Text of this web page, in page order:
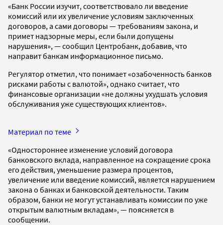
«Банк России изучит, соответствовало ли введение
комиссий или их увеличение условиям заключенных
договоров, а сами договоры — требованиям закона, и
примет надзорные меры, если были допущены
нарушения», — сообщил Центробанк, добавив, что
направит банкам информационное письмо.
Регулятор отметил, что понимает «озабоченность банков
рисками работы с валютой», однако считает, что
финансовые организации «не должны ухудшать условия
обслуживания уже существующих клиентов».
Материал по теме
«Одностороннее изменение условий договора
банковского вклада, направленное на сокращение срока
его действия, уменьшение размера процентов,
увеличение или введение комиссий, является нарушением
закона о банках и банковской деятельности. Таким
образом, банки не могут устанавливать комиссии по уже
открытым валютным вкладам», — поясняется в
сообщении.